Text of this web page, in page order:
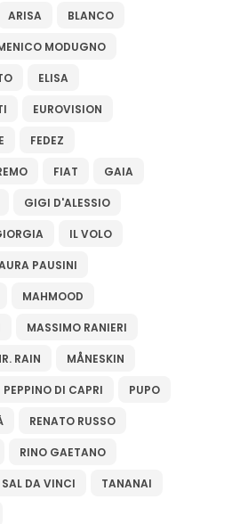
ARISA BLANCO
MODUGNO
ELISA
EUROVISION
FEDEZ
FIAT GAIA
GIGI D'ALESSIO
IL VOLO
PAUSINI
MAHMOOD
MASSIMO RANIERI
RAIN MÅNESKIN
PEPPINO DI CAPRI PUPO
RENATO RUSSO
RINO GAETANO
SAL DA VINCI TANANAI